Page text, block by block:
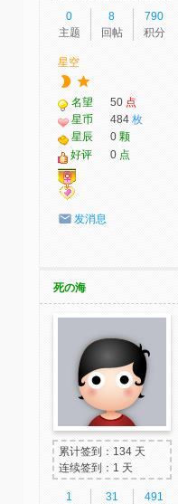
0
主题
8
回帖
790
积分
星空
名望 50 点
星币
484 枚
星辰
0 颗
好评
0 点
发消息
死の海
累计签到：134 天
连续签到：1 天
1
31
491